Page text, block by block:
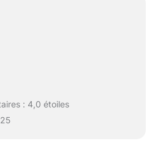
: 4,0 étoiles